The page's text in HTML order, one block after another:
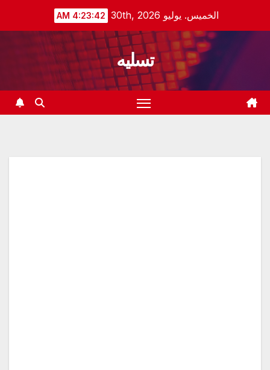
الخميس. يوليو 30th, 2026 4:23:42 AM
تسليه